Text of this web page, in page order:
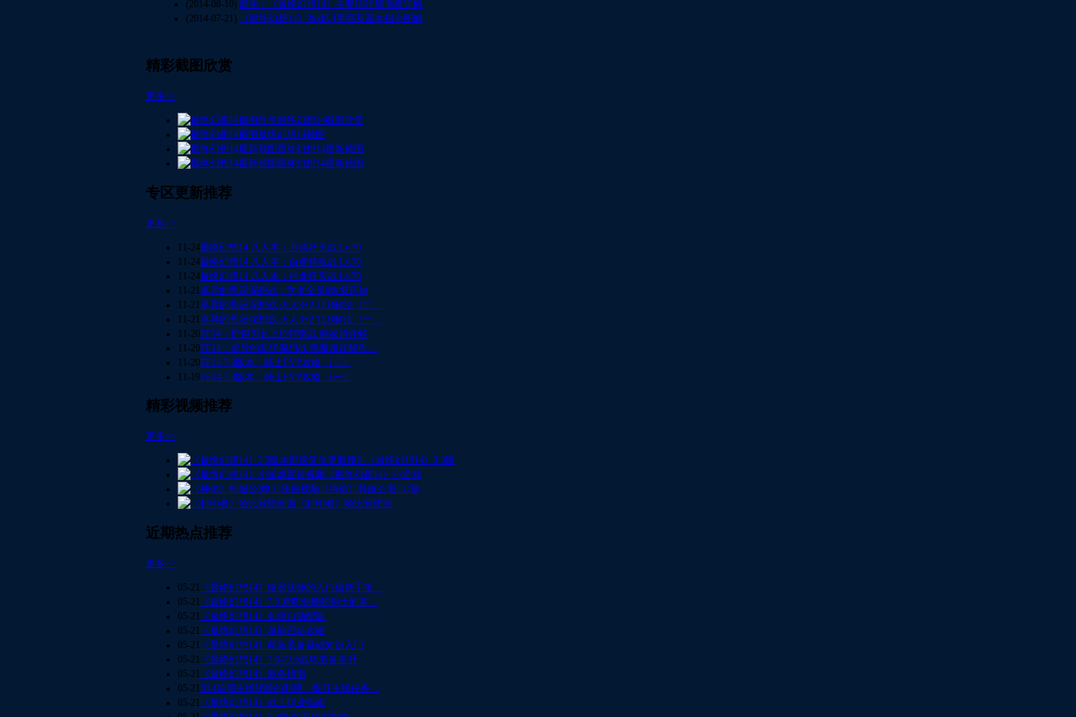
(2014-08-10) 新手：《最终幻想14》主要UI详细面板详解
(2014-07-21)
《最终幻想14》游戏UI界面及基本指令图解
精彩截图欣赏
更多>>
最终幻想14截图欣赏
最终幻想14截图
最终幻想14最新截图
最终幻想14最新截图
专区更新推荐
更多>>
11-24最终幻想14 八人本：月读歼灭战 Lv.70
11-24最终幻想14 八人本：白虎镇魂战 Lv.70
11-24最终幻想14 八人本：神龙歼灭战 Lv.70
11-21卓异的悲寂深想战：学者全员0恢复药轴
11-21卓异的悲寂深想战 火人3+2 TLB解法（二…
11-21卓异的悲寂深想战 火人3+2 TLB解法（一…
11-20FF14：护锁刃龙上位狩猎战 画家超详解
11-20FF14：卓异的悲切深想战 黑魔超详解作…
11-20FF14 7.3版本：骑士PVP攻略 （二）
11-19FF14 7.3版本：骑士PVP攻略 （一）
精彩视频推荐
更多>>
《最终幻想14》3.3版
《最终幻想14》小游戏
《神佑》韩服公测CG预
《封印者》哈比登陆画
近期热点推荐
更多>>
05-21
《最终幻想14》绘灵法师的入门级新手攻…
05-21
《最终幻想14》7.0 新职业蝰蛇剑士的基…
05-21
《最终幻想14》如何自助配装
05-21
《最终幻想14》单刷巴哈攻略
05-21
《最终幻想14》萌新装备基础知识入门
05-21
《最终幻想14》7.0-7.05战职装备提升
05-21
《最终幻想14》装备指南
05-21 ff14前期主线经验的利用，提升主线任务…
05-21
《最终幻想14》战士职业指南